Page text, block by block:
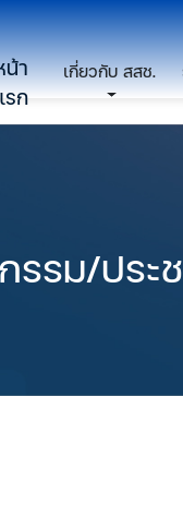
น้า
รก
เกี่ยวกับ สสช.
รรม/ประ